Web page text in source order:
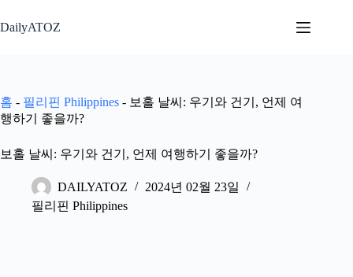
문
뛰
기
DailyATOZ
홈 - 필리핀 Philippines - 보홀 날씨: 우기와 건기, 언제 여
행하기 좋을까?
보홀 날씨: 우기와 건기, 언제 여행하기 좋을까?
DAILYATOZ
2024년 02월 23일
필리핀 Philippines